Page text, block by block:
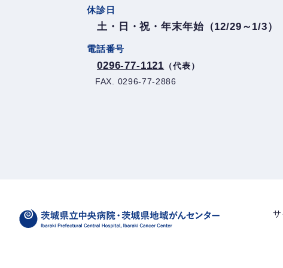
休診日
土・日・祝・年末年始（12/29～1/3）
電話番号
0296-77-1121 （代表）
FAX. 0296-77-2886